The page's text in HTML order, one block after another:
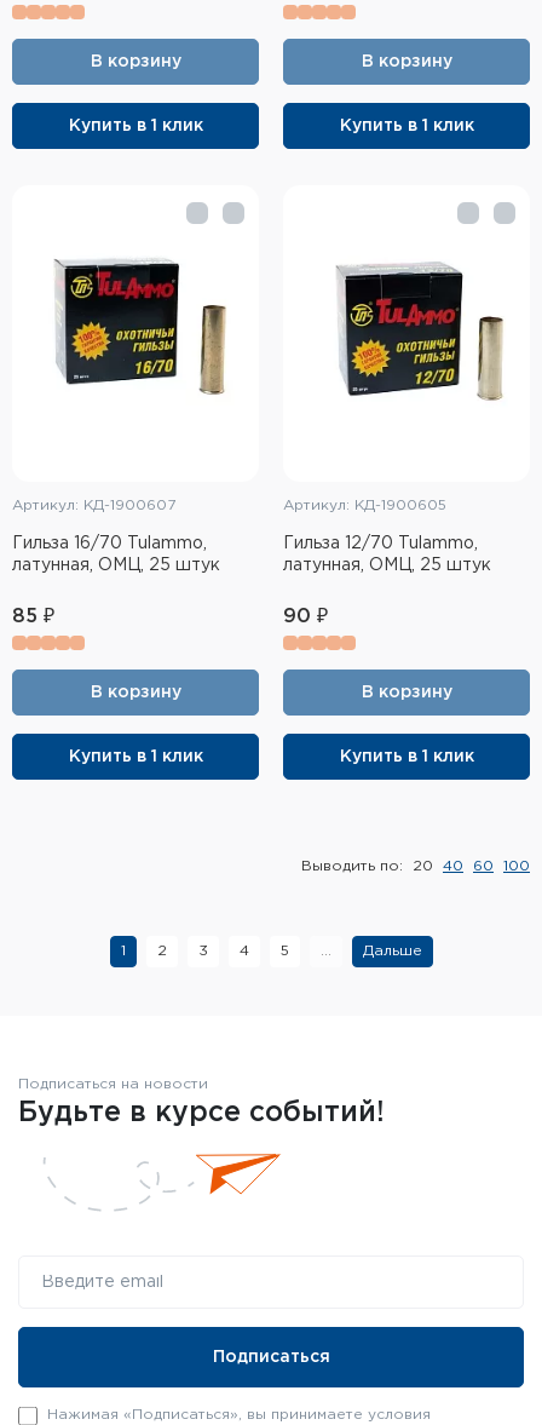
В корзину
Купить в 1 клик
В корзину
Купить в 1 клик
Артикул: КД-1900607
Гильза 16/70 Tulammo,
латунная, ОМЦ, 25 штук
85 ₽
В корзину
Купить в 1 клик
Артикул: КД-1900605
Гильза 12/70 Tulammo,
латунная, ОМЦ, 25 штук
90 ₽
В корзину
Купить в 1 клик
Выводить по: 20 40 60 100
1 2 3 4 5 ... Дальше
Подписаться на новости
Будьте в курсе событий!
Нажимая «Подписаться», вы принимаете условия